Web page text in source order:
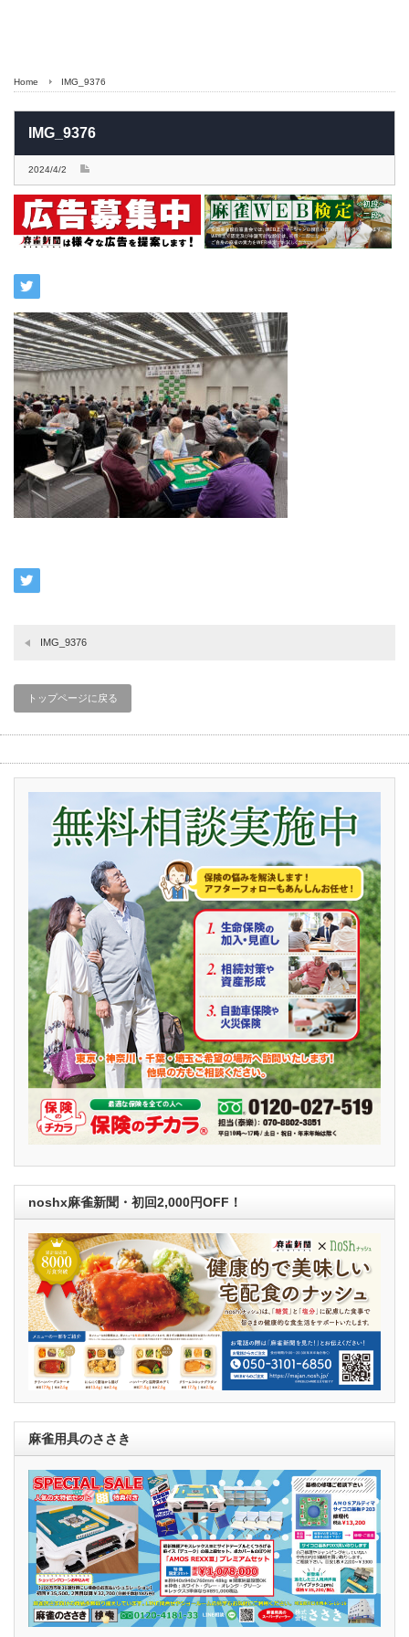
Home IMG_9376
IMG_9376
2024/4/2
IMG_9376
トップページに戻る
noshx麻雀新聞・初回2,000円OFF！
麻雀用具のささき